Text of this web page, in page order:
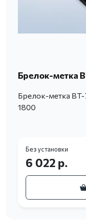
Брелок-метка
Брелок-метка
1800
Без установки
6 022 р.